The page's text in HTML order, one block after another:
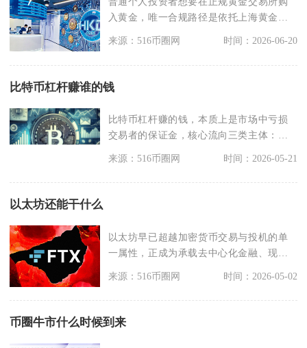
入黄金，唯一合规路径是依托上海黄金交
来源：516币圈网 时间：2026-06-20
比特币杠杆赚谁的钱
比特币杠杆赚的钱，本质上是市场中亏损
交易者的保证金，核心流向三类主体：方
来源：516币圈网 时间：2026-05-21
以太坊还能干什么
以太坊早已超越加密货币交易与投机的单
一属性，正成为承载去中心化金融、现实
来源：516币圈网 时间：2026-05-02
币圈牛市什么时候到来